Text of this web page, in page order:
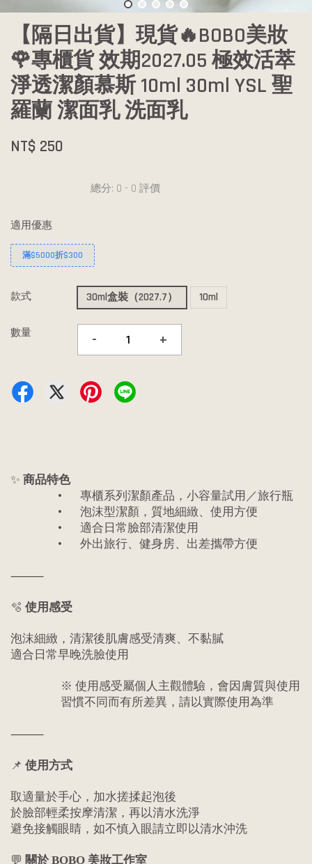
【隔日出貨】現貨🔥BOBO美妝
🌹專櫃貨 效期2027.05 極效活萃
淨透潔顏慕斯 10ml 30ml YSL 聖
羅蘭 潔面乳 洗面乳
NT$ 250
總分: 0 - 0 評價
適用優惠
滿$5000折$300
款式 30ml盒裝（2027.7） 10ml
數量 - +
✨ 商品特色
•
專櫃系列潔顏產品，小容量試用／旅行瓶
•
泡沫型潔顏，質地細緻、使用方便
•
適合日常臉部清潔使用
•
外出旅行、健身房、出差攜帶方便
⸻
🫧 使用感受
泡沫細緻，清潔後肌膚感受清爽、不黏膩
適合日常早晚洗臉使用
※ 使用感受屬個人主觀體驗，會因膚質與使用
習慣不同而有所差異，請以實際使用為準
⸻
📌 使用方式
取適量於手心，加水搓揉起泡後
於臉部輕柔按摩清潔，再以清水洗淨
避免接觸眼睛，如不慎入眼請立即以清水沖洗
💬 關於 BOBO 美妝工作室